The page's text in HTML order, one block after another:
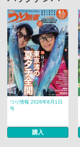
つり情報 2026年8月1日
号
購入